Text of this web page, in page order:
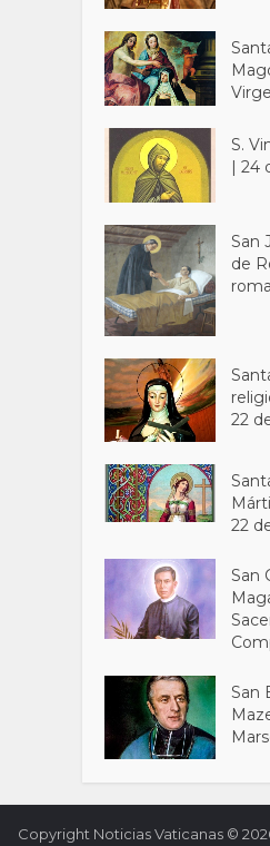
S.
| 24
San
de
22
22
San
San
Copyright Noticias Vaticanas ©